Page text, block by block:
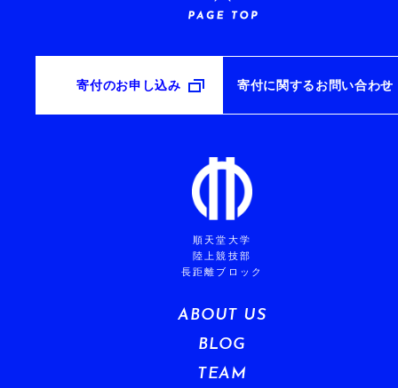
寄付のお申し込み 寄付に関するお問い合わせ
順天堂大学
陸上競技部
長距離ブロック
ABOUT US
BLOG
TEAM